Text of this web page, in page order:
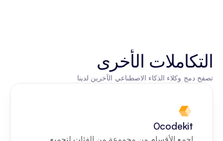
التكاملات الأخرى
تصفح دمج وكلاء الذكاء الاصطناعي الآخرين لدينا
0codekit